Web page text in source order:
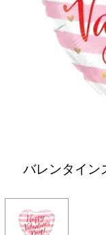
バレンタイン